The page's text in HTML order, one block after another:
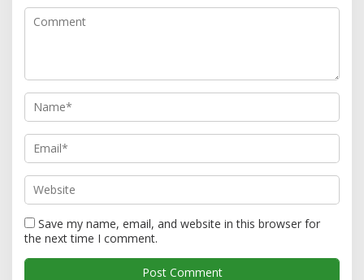
Save my name, email, and website in this browser for
the next time I comment.